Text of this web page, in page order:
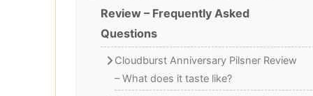
Review – Frequently Asked
Questions
Cloudburst Anniversary Pilsner Review
– What does it taste like?